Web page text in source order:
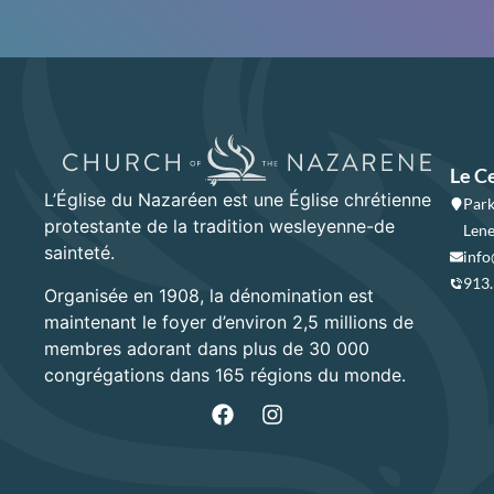
L’Église du Nazaréen est une Église chrétienne
protestante de la tradition wesleyenne-de
sainteté.
Organisée en 1908, la dénomination est
maintenant le foyer d’environ 2,5 millions de
membres adorant dans plus de 30 000
congrégations dans 165 régions du monde.
Le